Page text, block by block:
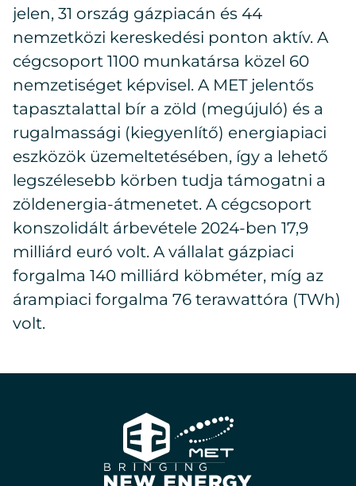
jelen, 31 ország gázpiacán és 44
nemzetközi kereskedési ponton aktív. A
cégcsoport 1100 munkatársa közel 60
nemzetiséget képvisel. A MET jelentős
tapasztalattal bír a zöld (megújuló) és a
rugalmassági (kiegyenlítő) energiapiaci
eszközök üzemeltetésében, így a lehető
legszélesebb körben tudja támogatni a
zöldenergia-átmenetet. A cégcsoport
konszolidált árbevétele 2024-ben 17,9
milliárd euró volt. A vállalat gázpiaci
forgalma 140 milliárd köbméter, míg az
árampiaci forgalma 76 terawattóra (TWh)
volt.
E2